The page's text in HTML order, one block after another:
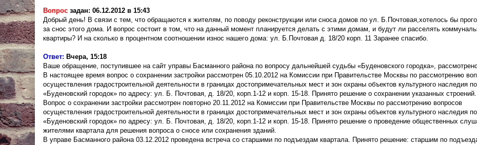
Вопрос задан: 06.12.2012 в 15:43
Добрый день! В связи с тем, что обращаются к жителям, по поводу реконструкции или сноса домов по ул. Б.Почтовая,хотелось бы
за снос этого дома. И вопрос состоит в том, что на данный момент планируется делать с этими домам, и будут ли расселять
квартиры? И на сколько в процентном соотношении износ нашего дома: ул. Б.Почтовая д. 18/20 корп. 11 Заранее спасибо.
Ответ: Вчера, 15:18
Ваше обращение, поступившее на сайт управы Басманного района по вопросу дальнейшей судьбы «Буденовского городка»,
В настоящее время вопрос о сохранении застройки рассмотрен 05.10.2012 на Комиссии при Правительстве Москвы по рассмотрению
осуществления градостроительной деятельности в границах достопримечательных мест и зон охраны объектов культурного наследия
«Буденовский городок» по адресу: ул. Б. Почтовая, д. 18/20, корп.1-12 и корп. 15-18. Принято решение о сохранении указанных строений.
Вопрос о сохранении застройки рассмотрен повторно 20.11.2012 на Комиссии при Правительстве Москвы по рассмотрению вопросов
осуществления градостроительной деятельности в границах достопримечательных мест и зон охраны объектов культурного наследия
«Буденовский городок» по адресу: ул. Б. Почтовая, д. 18/20, корп.1-12 и корп. 15-18. Принято решение о проведение общественных
жителями квартала для решения вопроса о сносе или сохранения зданий.
В управе Басманного района 03.12.2012 проведена встреча со старшими по подъездам квартала. Принято решение: старшим по